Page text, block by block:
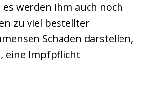
werden ihm auch noch
zu viel bestellter
Schaden darstellen,
eine Impfpflicht